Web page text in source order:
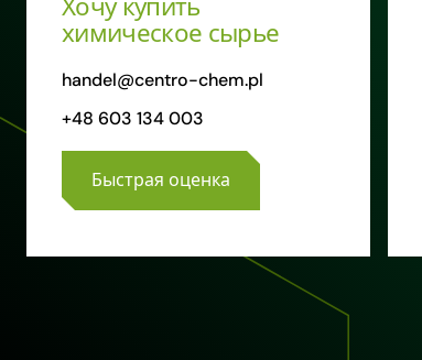
Хочу купить
химическое сырье
handel@centro-chem.pl
+48 603 134 003
Быстрая оценка